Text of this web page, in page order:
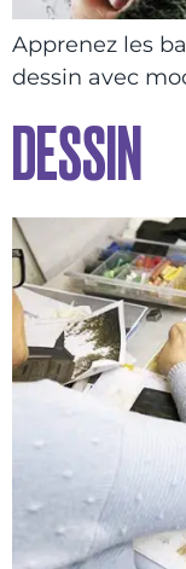
Apprenez les
dessin avec
DESSIN